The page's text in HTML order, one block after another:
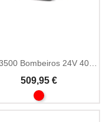
509,95 €